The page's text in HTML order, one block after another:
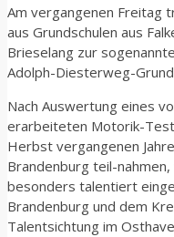
Am vergangenen Freitag
aus Grundschulen aus
Brieselang zur
Adolph-Diesterweg-
Nach Auswertung eines
erarbeiteten Motorik-
Herbst vergangenen
Brandenburg teil-
besonders talentiert
Brandenburg und dem
Talentsichtung im